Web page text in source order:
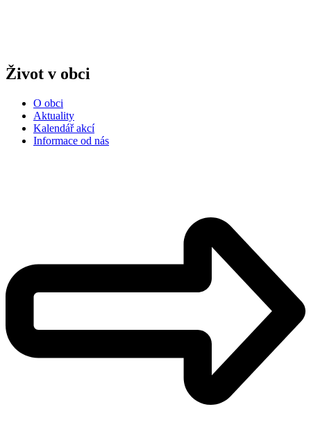
Život v obci
O obci
Aktuality
Kalendář akcí
Informace od nás